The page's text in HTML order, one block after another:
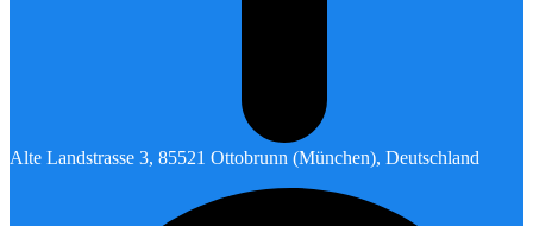
Alte Landstrasse 3, 85521 Ottobrunn (München), Deutschland